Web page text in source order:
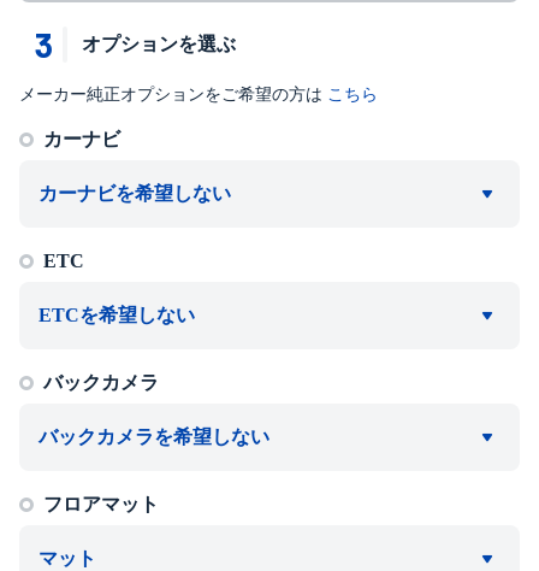
3 オプションを選ぶ
メーカー純正オプションをご希望の方は こちら
カーナビ
カーナビを希望しない
ETC
ETCを希望しない
バックカメラ
バックカメラを希望しない
フロアマット
マット